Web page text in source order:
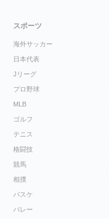
スポーツ
海外サッカー
日本代表
Jリーグ
プロ野球
MLB
ゴルフ
テニス
格闘技
競馬
相撲
バスケ
バレー